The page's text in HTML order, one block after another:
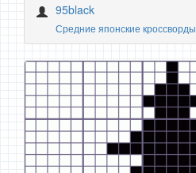
95black
Средние японские кроссворды